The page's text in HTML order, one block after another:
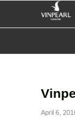
April 6,